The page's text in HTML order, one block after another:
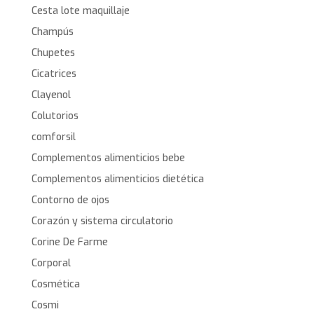
Cesta lote maquillaje
Champús
Chupetes
Cicatrices
Clayenol
Colutorios
comforsil
Complementos alimenticios bebe
Complementos alimenticios dietética
Contorno de ojos
Corazón y sistema circulatorio
Corine De Farme
Corporal
Cosmética
Cosmi